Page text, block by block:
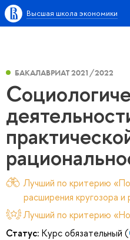
Высшая школа экономики
БАКАЛАВРИАТ 2021/2022
Лучший по критерию
расширения кругозора и
Лучший по критерию
Статус: Курс обязательный (